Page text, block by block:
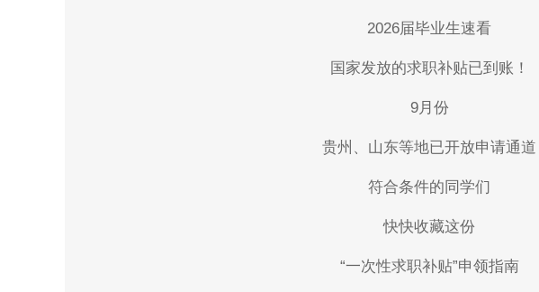
2026届毕业生速看
国家发放的求职补贴已到账！
9月份
贵州、山东等地已开放申请通道
符合条件的同学们
快快收藏这份
“一次性求职补贴”申领指南